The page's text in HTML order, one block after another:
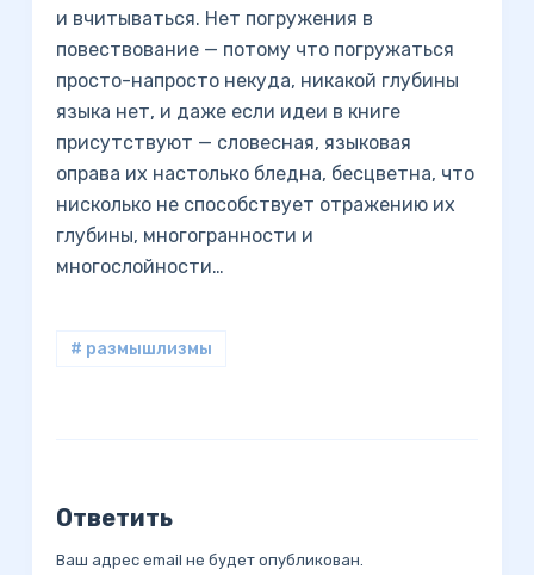
и вчитываться. Нет погружения в
повествование — потому что погружаться
просто-напросто некуда, никакой глубины
языка нет, и даже если идеи в книге
присутствуют — словесная, языковая
оправа их настолько бледна, бесцветна, что
нисколько не способствует отражению их
глубины, многогранности и
многослойности…
# размышлизмы
Ответить
Ваш адрес email не будет опубликован.